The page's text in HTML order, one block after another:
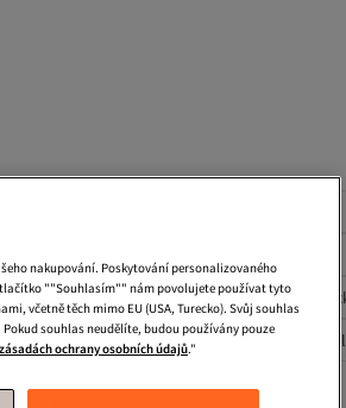
Sandály Kickers Muži Sandály
Sandály A Pantofle
Kickers Děti
nakupování. Poskytování personalizovaného
""Souhlasím"" nám povolujete používat tyto
včetně těch mimo EU (USA, Turecko). Svůj souhlas
souhlas neudělíte, budou používány pouze
zásadách ochrany osobních údajů."